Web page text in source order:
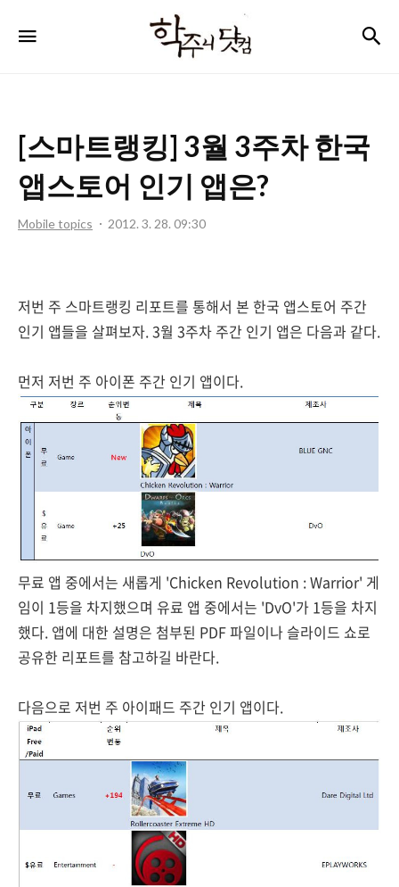
주
컴
[스마트랭킹] 3월 3주차 한국
앱스토어 인기 앱은?
Mobile topics 2012. 3. 28. 09:30
저번 주 스마트랭킹 리포트를 통해서 본 한국 앱스토어 주간
인기 앱들을 살펴보자. 3월 3주차 주간 인기 앱은 다음과 같다.
먼저 저번 주 아이폰 주간 인기 앱이다.
무료 앱 중에서는 새롭게 'Chicken Revolution : Warrior' 게
임이 1등을 차지했으며 유료 앱 중에서는 'DvO'가 1등을 차지
했다. 앱에 대한 설명은 첨부된 PDF 파일이나 슬라이드 쇼로
공유한 리포트를 참고하길 바란다.
다음으로 저번 주 아이패드 주간 인기 앱이다.